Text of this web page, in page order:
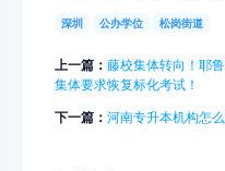
深圳 公办学位 松岗街道
上一篇： 藤校集体转向！耶
集体要求恢复标化考试！
下一篇： 河南专升本机构怎